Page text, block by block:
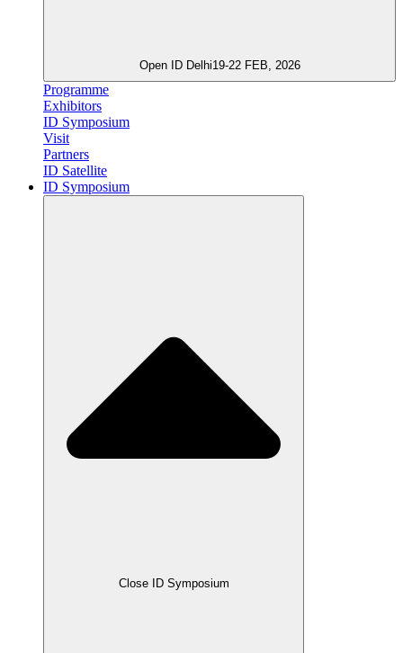
Open ID Delhi19-22 FEB, 2026
Programme
Exhibitors
ID Symposium
Visit
Partners
ID Satellite
ID Symposium
Close ID Symposium